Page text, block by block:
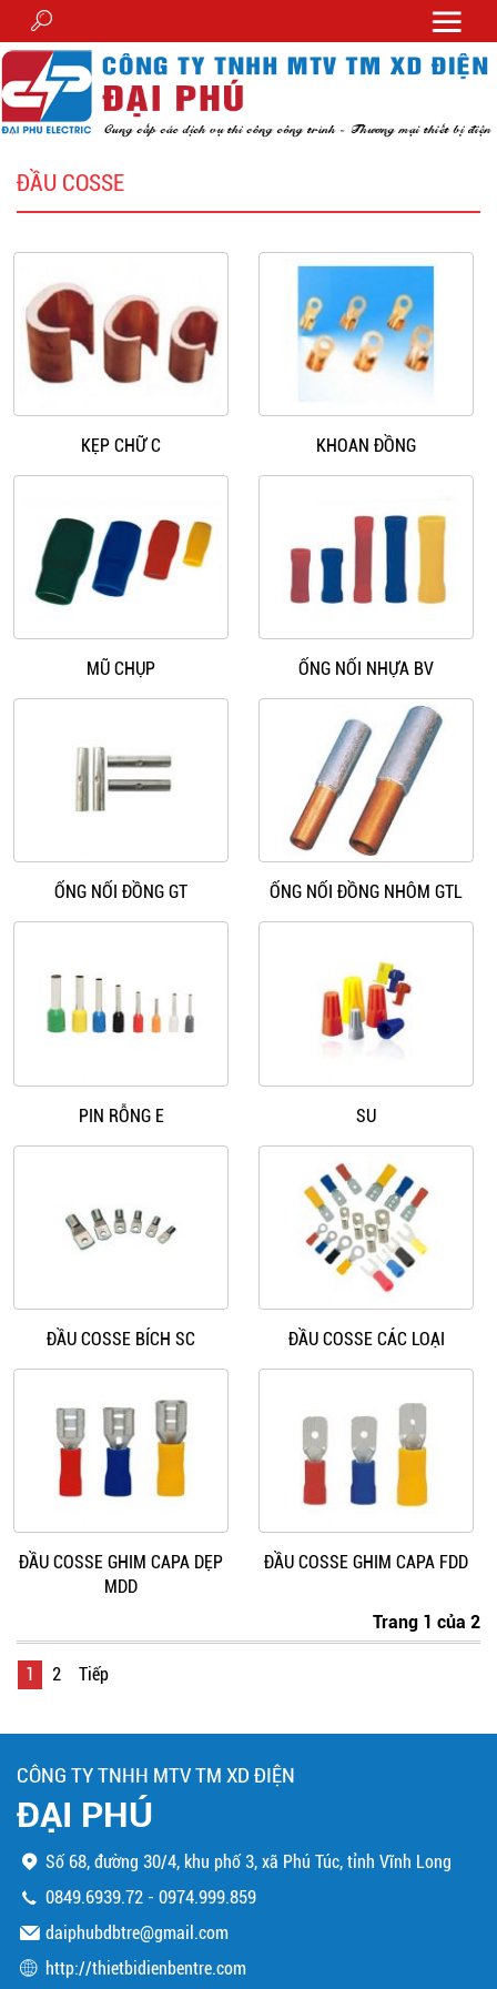
ĐẦU COSSE
KẸP CHỮ C KHOAN ĐỒNG
MŨ CHỤP ỐNG NỐI NHỰA BV
ỐNG NỐI ĐỒNG GT ỐNG NỐI ĐỒNG NHÔM GTL
PIN RỖNG E SU
ĐẦU COSSE BÍCH SC ĐẦU COSSE CÁC LOẠI
ĐẦU COSSE GHIM CAPA DẸP
MDD
ĐẦU COSSE GHIM CAPA FDD
Trang 1 của 2
1 2 Tiếp
CÔNG TY TNHH MTV TM XD ĐIỆN
ĐẠI PHÚ
Số 68, đường 30/4, khu phố 3, xã Phú Túc, tỉnh Vĩnh Long
0849.6939.72 -0974.999.859
daiphubdbtre@gmail.com
http://thietbidienbentre.com